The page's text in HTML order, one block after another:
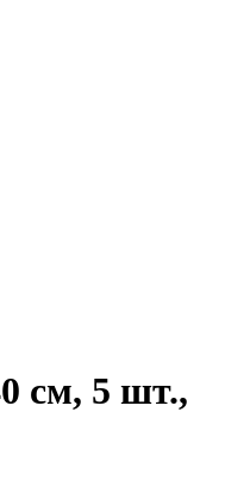
см, 5 шт.,